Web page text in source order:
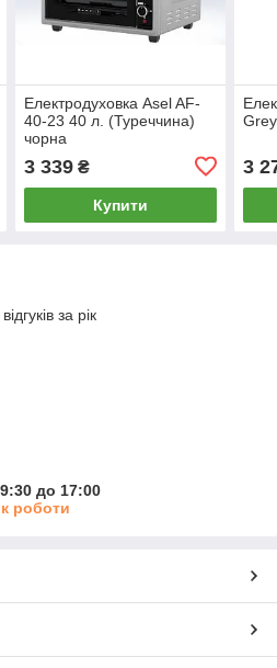
Електродуховка Asel AF-
40-23 40 л. (Туреччина)
чорна
3 339₴
Купити
3
за рік
до 17:00
роботи